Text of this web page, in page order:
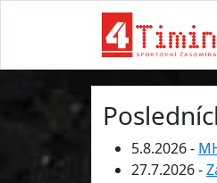
5.8.2026 -
27.7.2026 -